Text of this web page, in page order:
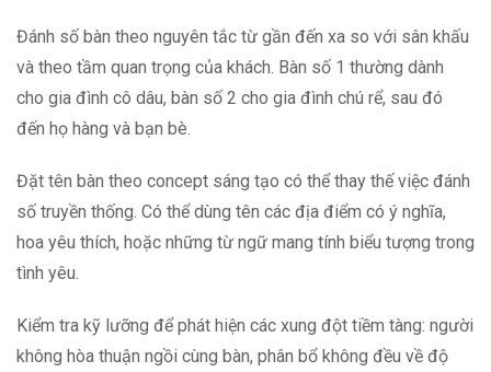
Đánh số bàn theo nguyên tắc từ gần đến xa so với sân khấu
và theo tầm quan trọng của khách. Bàn số 1 thường dành
cho gia đình cô dâu, bàn số 2 cho gia đình chú rể, sau đó
đến họ hàng và bạn bè.
Đặt tên bàn theo concept sáng tạo có thể thay thế việc đánh
số truyền thống. Có thể dùng tên các địa điểm có ý nghĩa,
hoa yêu thích, hoặc những từ ngữ mang tính biểu tượng trong
tình yêu.
Kiểm tra kỹ lưỡng để phát hiện các xung đột tiềm tàng: người
không hòa thuận ngồi cùng bàn, phân bổ không đều về độ